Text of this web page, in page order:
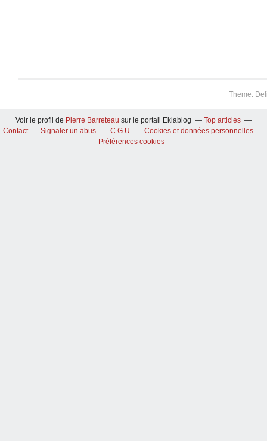
Theme:
Voir le profil de Pierre Barreteau sur le portail Eklablog
Top articles
Contact
Signaler un abus C.G.U.
Cookies et données personnelles
Préférences cookies